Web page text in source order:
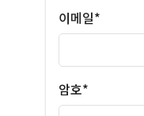
이메일*
암호*